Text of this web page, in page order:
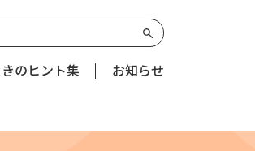
のヒント集 お知らせ